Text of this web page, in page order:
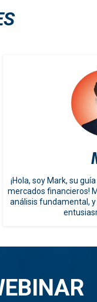
¡Hola, soy Mark, su
mercados financieros!
análisis fundamental,